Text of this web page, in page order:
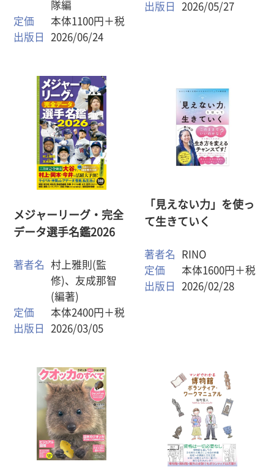
隊編
定価
本体1100円＋税
出版日
2026/06/24
出版日
2026/05/27
メジャーリーグ・完全
データ選手名鑑2026
著者名
村上雅則(監
修)、友成那智
(編著)
定価
本体2400円＋税
出版日
2026/03/05
「見えない力」を使っ
て生きていく
著者名
RINО
定価
本体1600円＋税
出版日
2026/02/28